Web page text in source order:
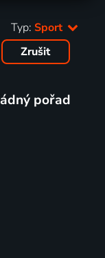
Typ: Sport
Zrušit
pořad